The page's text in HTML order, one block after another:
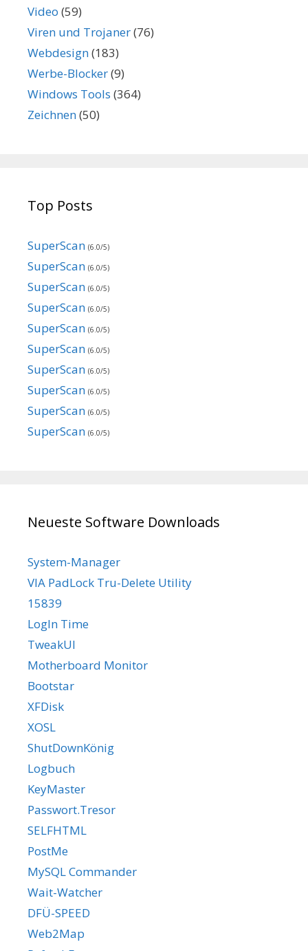
Video (59)
Viren und Trojaner(76)
Webdesign(183)
Werbe-Blocker(9)
Windows Tools (364)
Zeichnen(50)
Top Posts
SuperScan (6.0/5)
SuperScan (6.0/5)
SuperScan (6.0/5)
SuperScan (6.0/5)
SuperScan (6.0/5)
SuperScan (6.0/5)
SuperScan (6.0/5)
SuperScan (6.0/5)
SuperScan (6.0/5)
SuperScan (6.0/5)
Neueste Software Downloads
System-Manager
VIA PadLock Tru-Delete Utility
15839
LogIn Time
TweakUI
Motherboard Monitor
Bootstar
XFDisk
XOSL
ShutDownKönig
Logbuch
KeyMaster
Passwort.Tresor
SELFHTML
PostMe
MySQL Commander
Wait-Watcher
DFÜ-SPEED
Web2Map